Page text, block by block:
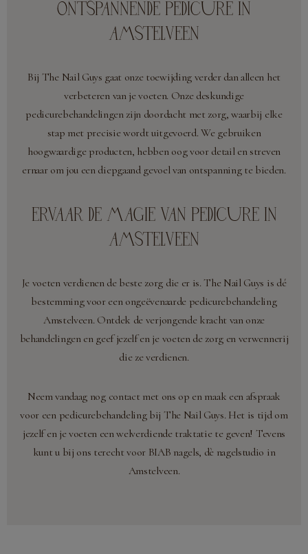
ONTSPANNENDE PEDICURE IN
AMSTELVEEN
Bij The Nail Guys gaat onze toewijding verder dan alleen het
verbeteren van je voeten. Onze deskundige
pedicurebehandelingen zijn doordacht met zorg, waarbij elke
stap met precisie wordt uitgevoerd. We gebruiken
hoogwaardige producten, hebben oog voor detail en streven
ernaar om jou een diepgaand gevoel van ontspanning te bieden.
ERVAAR DE MAGIE VAN PEDICURE IN
AMSTELVEEN
Je voeten verdienen de beste zorg die er is. The Nail Guys is dé
bestemming voor een ongeëvenaarde pedicurebehandeling
Amstelveen. Ontdek de verjongende kracht van onze
behandelingen en geef jezelf en je voeten de zorg en verwennerij
die ze verdienen.
Neem vandaag nog contact met ons op en maak een afspraak
voor een pedicurebehandeling bij The Nail Guys. Het is tijd om
jezelf en je voeten een welverdiende traktatie te geven! Tevens
kunt u bij ons terecht voor BIAB nagels, dè nagelstudio in
Amstelveen.